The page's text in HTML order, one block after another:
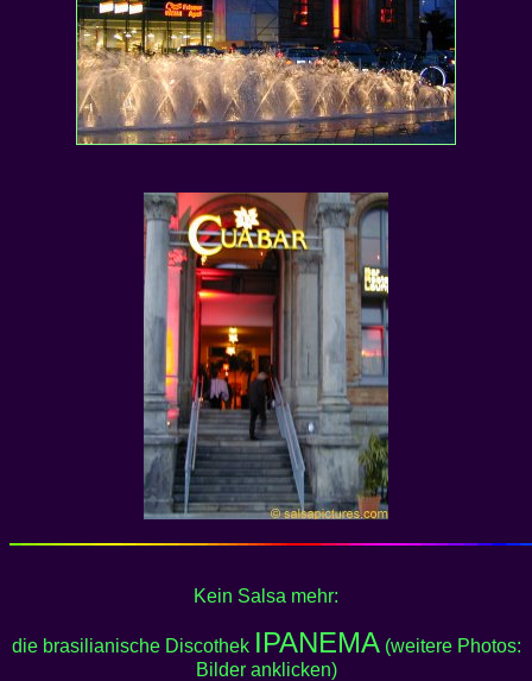
Kein Salsa mehr:
die brasilianische Discothek IPANEMA(weitere Photos:
Bilder anklicken)